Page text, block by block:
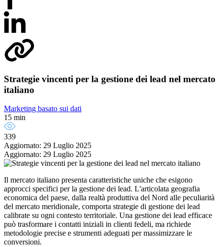
Strategie vincenti per la gestione dei lead nel mercato
italiano
Marketing basato sui dati
15 min
339
Aggiornato: 29 Luglio 2025
Aggiornato: 29 Luglio 2025
Il mercato italiano presenta caratteristiche uniche che esigono
approcci specifici per la gestione dei lead. L'articolata geografia
economica del paese, dalla realtà produttiva del Nord alle peculiarità
del mercato meridionale, comporta strategie di gestione dei lead
calibrate su ogni contesto territoriale. Una gestione dei lead efficace
può trasformare i contatti iniziali in clienti fedeli, ma richiede
metodologie precise e strumenti adeguati per massimizzare le
conversioni.